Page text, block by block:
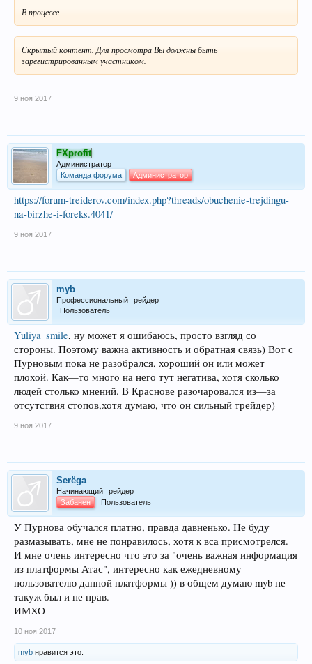
В процессе
Скрытый контент. Для просмотра Вы должны быть
зарегистрированным участником.
9 ноя 2017
FXprofit
Администратор
Команда форума
Администратор
https://forum-treiderov.com/index.php?threads/obuchenie-trejdingu-
na-birzhe-i-foreks.4041/
9 ноя 2017
myb
Профессиональный трейдер
Пользователь
Yuliya_smile, ну может я ошибаюсь, просто взгляд со
стороны. Поэтому важна активность и обратная связь) Вот с
Пурновым пока не разобрался, хороший он или может
плохой. Как—то много на него тут негатива, хотя сколько
людей столько мнений. В Краснове разочаровался из—за
отсутствия стопов,хотя думаю, что он сильный трейдер)
9 ноя 2017
Serёga
Начинающий трейдер
Забанен
Пользователь
У Пурнова обучался платно, правда давненько. Не буду
размазывать, мне не понравилось, хотя к вса присмотрелся.
И мне очень интересно что это за "очень важная информация
из платформы Атас", интересно как ежедневному
пользователю данной платформы )) в общем думаю myb не
такуж был и не прав.
ИМХО
10 ноя 2017
myb нравится это.